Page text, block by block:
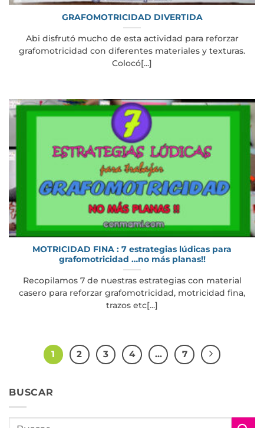
GRAFOMOTRICIDAD DIVERTIDA
Abi disfrutó mucho de esta actividad para reforzar
grafomotricidad con diferentes materiales y texturas.
Colocó[...]
MOTRICIDAD FINA : 7 estrategias lúdicas para
grafomotricidad …no más planas!!
Recopilamos 7 de nuestras estrategias con material
casero para reforzar grafomotricidad, motricidad fina,
trazos etc[...]
1 2 3 4 … 7
BUSCAR